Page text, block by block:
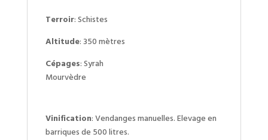
Terroir: Schistes
Altitude: 350 mètres
Cépages: Syrah
Mourvèdre
Vinification: Vendanges manuelles. Elevage en
barriques de 500 litres.